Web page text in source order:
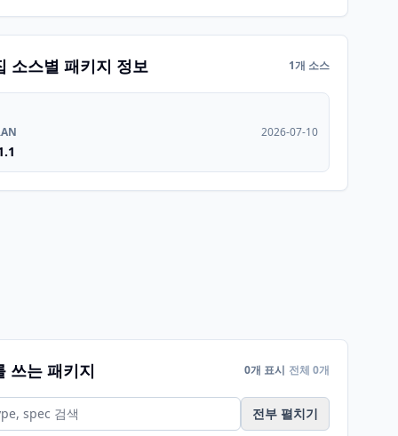
소스별 패키지 정보 1개 소스
2026-07-10
쓰는 패키지 0개 표시 전체 0개
전부 펼치기